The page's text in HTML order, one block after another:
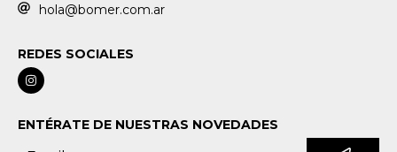
hola@bomer.com.ar
REDES SOCIALES
ENTÉRATE DE NUESTRAS NOVEDADES